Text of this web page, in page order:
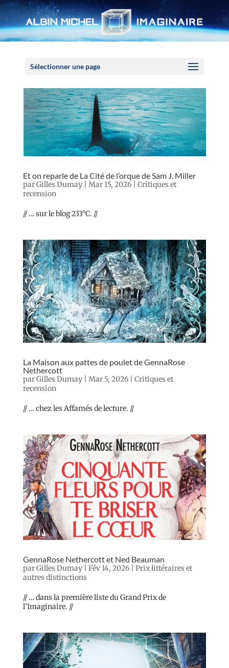
Sélectionner une page
Et on reparle de La Cité de l’orque de Sam J. Miller
parGilles Dumay| Mar 15, 2026| Critiques et
recension
// … sur le blog 233°C. //
La Maison aux pattes de poulet de GennaRose
Nethercott
parGilles Dumay| Mar 5, 2026| Critiques et
recension
// … chez les Affamés de lecture. //
GennaRose Nethercott et Ned Beauman
parGilles Dumay| Fév 14, 2026| Prix littéraires et
autres distinctions
// … dans la première liste du Grand Prix de
l’Imaginaire. //
Panneau de gestion des cookies